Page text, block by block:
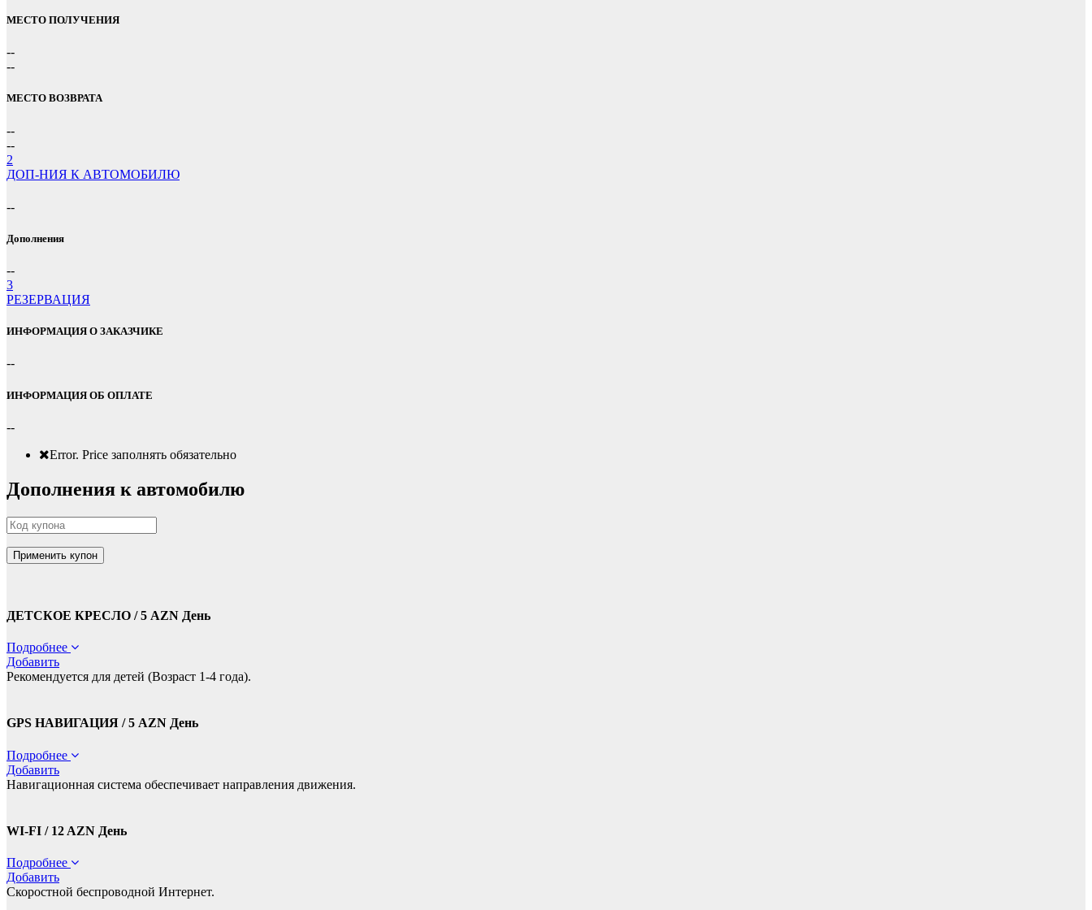
МЕСТО ПОЛУЧЕНИЯ
--
--
МЕСТО ВОЗВРАТА
--
--
2
ДОП-НИЯ К АВТОМОБИЛЮ
--
Дополнения
--
3
РЕЗЕРВАЦИЯ
ИНФОРМАЦИЯ О ЗАКАЗЧИКЕ
--
ИНФОРМАЦИЯ ОБ ОПЛАТЕ
--
Error. Price заполнять обязательно
Дополнения к автомобилю
ДЕТСКОЕ КРЕСЛО / 5 AZN День
Подробнее
Добавить
Рекомендуется для детей (Возраст 1-4 года).
GPS НАВИГАЦИЯ / 5 AZN День
Подробнее
Добавить
Навигационная система обеспечивает направления движения.
WI-FI / 12 AZN День
Подробнее
Добавить
Скоростной беспроводной Интернет.